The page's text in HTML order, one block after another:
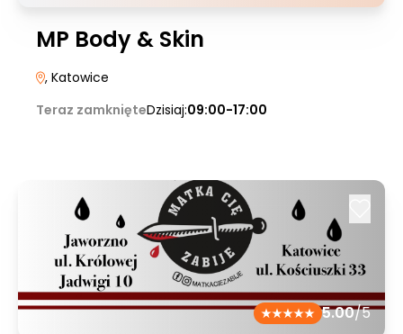
MP Body & Skin
, Katowice
Teraz zamknięteDzisiaj:09:00-17:00
5.00/5